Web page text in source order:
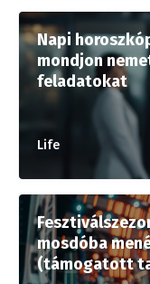
Napi
mondjon
feladatokat
Life
mosdóba
(támogatott